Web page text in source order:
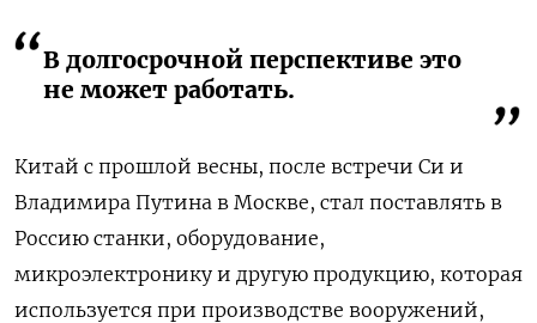
В долгосрочной перспективе это
не может работать.
Китай с прошлой весны, после встречи Си и
Владимира Путина в Москве, стал поставлять в
Россию станки, оборудование,
микроэлектронику и другую продукцию, которая
используется при производстве вооружений,